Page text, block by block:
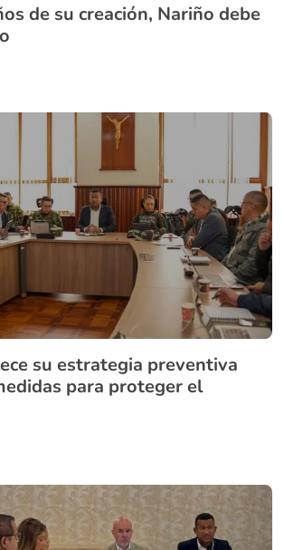
de su creación, Nariño debe
su estrategia preventiva
para proteger el